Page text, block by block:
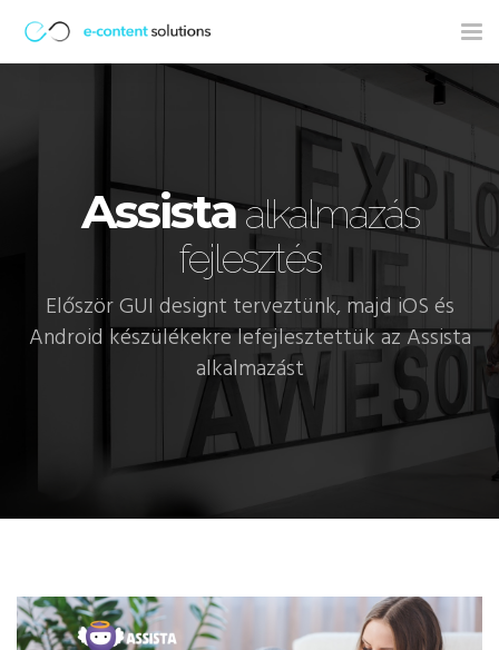
Assistaalkalmazás
fejlesztés
Először GUI designt terveztünk, majd iOS és
Android készülékekre lefejlesztettük az Assista
alkalmazást